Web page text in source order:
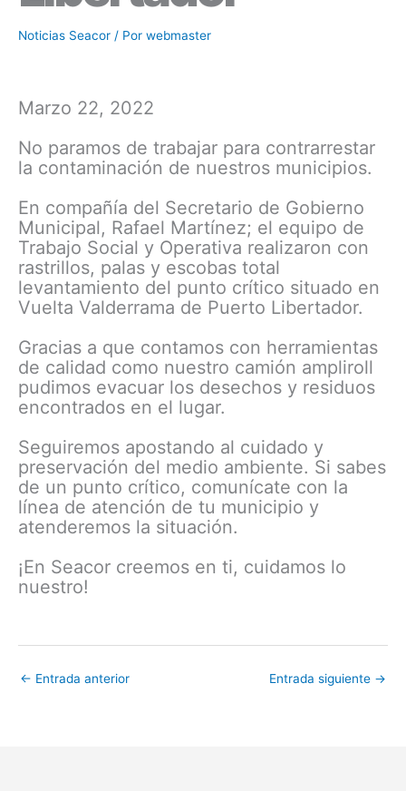
Noticias Seacor / Por webmaster
Marzo 22, 2022
No paramos de trabajar para contrarrestar
la contaminación de nuestros municipios.
En compañía del Secretario de Gobierno
Municipal, Rafael Martínez; el equipo de
Trabajo Social y Operativa realizaron con
rastrillos, palas y escobas total
levantamiento del punto crítico situado en
Vuelta Valderrama de Puerto Libertador.
Gracias a que contamos con herramientas
de calidad como nuestro camión ampliroll
pudimos evacuar los desechos y residuos
encontrados en el lugar.
Seguiremos apostando al cuidado y
preservación del medio ambiente. Si sabes
de un punto crítico, comunícate con la
línea de atención de tu municipio y
atenderemos la situación.
¡En Seacor creemos en ti, cuidamos lo
nuestro!
← Entrada anterior Entrada siguiente →